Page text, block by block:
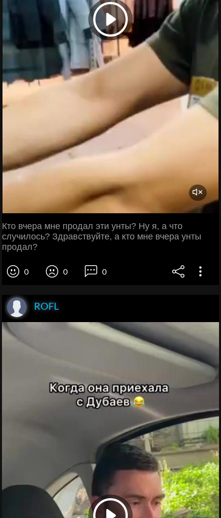
Кто вчера мне продал эти унты? Ну я, а что
случилось? Здравствуйте, а кто мне вчера унты
продал?
0 0 0
ROFL